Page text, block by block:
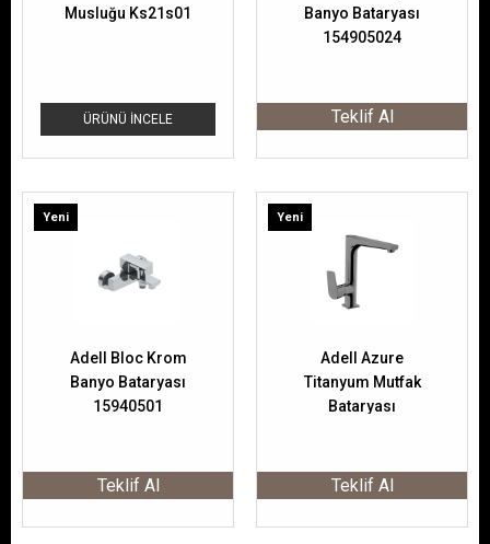
ÜRÜNÜ İNCELE
Musluğu Ks21s01
Banyo Bataryası
154905024
Teklif Al
Adell Bloc Krom
Banyo Bataryası
15940501
Teklif Al
Yeni
Adell Azure
Titanyum Mutfak
Bataryası
Teklif Al
Yeni